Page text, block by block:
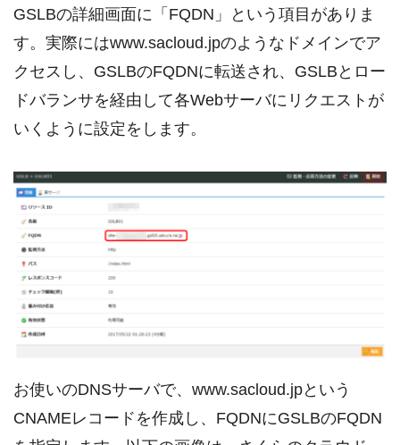
GSLBの詳細画面に「FQDN」という項目がありま
す。実際にはwww.sacloud.jpのようなドメインでア
クセスし、GSLBのFQDNに転送され、GSLBとロー
ドバランサを経由して各Webサーバにリクエストが
いくように設定をします。
お使いのDNSサーバで、www.sacloud.jpという
CNAMEレコードを作成し、FQDNにGSLBのFQDN